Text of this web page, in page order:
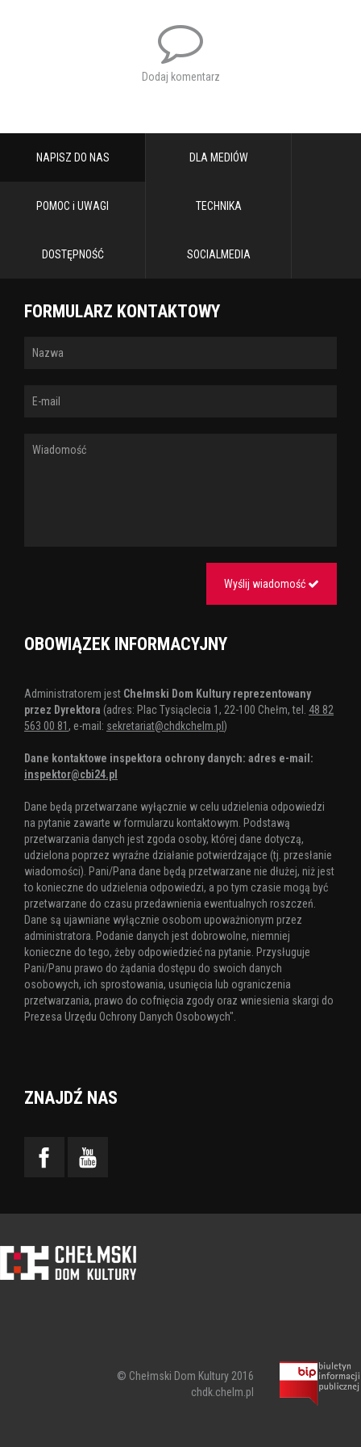
Dodaj komentarz
NAPISZ DO NAS DLA MEDIÓW
POMOC i UWAGI TECHNIKA
DOSTĘPNOŚĆ SOCIALMEDIA
FORMULARZ KONTAKTOWY
Wyślij wiadomość
OBOWIĄZEK INFORMACYJNY
Administratorem jest Chełmski Dom Kultury reprezentowany
przez Dyrektora (adres: Plac Tysiąclecia 1, 22-100 Chełm, tel. 48 82
563 00 81 , e-mail: sekretariat@chdkchelm.pl )
Dane kontaktowe inspektora ochrony danych: adres e-mail:
inspektor@cbi24.pl
Dane będą przetwarzane wyłącznie w celu udzielenia odpowiedzi
na pytanie zawarte w formularzu kontaktowym. Podstawą
przetwarzania danych jest zgoda osoby, której dane dotyczą,
udzielona poprzez wyraźne działanie potwierdzające (tj. przesłanie
wiadomości). Pani/Pana dane będą przetwarzane nie dłużej, niż jest
to konieczne do udzielenia odpowiedzi, a po tym czasie mogą być
przetwarzane do czasu przedawnienia ewentualnych roszczeń.
Dane są ujawniane wyłącznie osobom upoważnionym przez
administratora. Podanie danych jest dobrowolne, niemniej
konieczne do tego, żeby odpowiedzieć na pytanie. Przysługuje
Pani/Panu prawo do żądania dostępu do swoich danych
osobowych, ich sprostowania, usunięcia lub ograniczenia
przetwarzania, prawo do cofnięcia zgody oraz wniesienia skargi do
Prezesa Urzędu Ochrony Danych Osobowych".
ZNAJDŹ NAS
© Chełmski Dom Kultury 2016
chdk.chelm.pl